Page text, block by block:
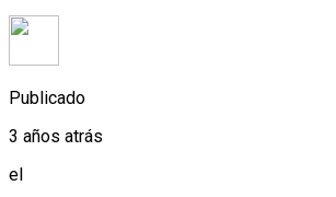
Publicado
3 años atrás
el